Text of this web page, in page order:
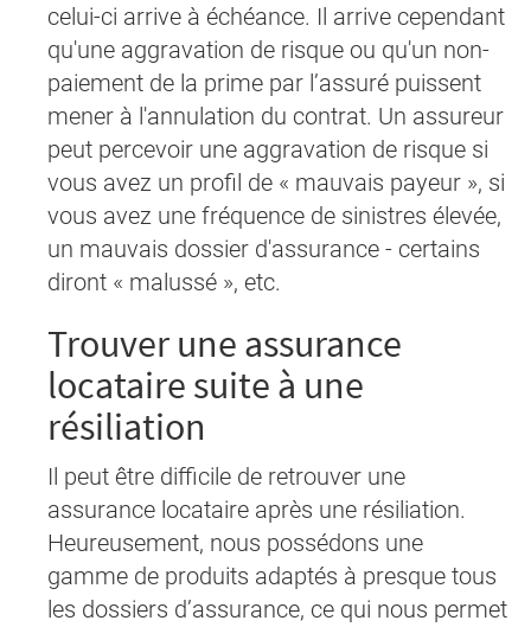
celui-ci arrive à échéance. Il arrive cependant
qu'une aggravation de risque ou qu'un non-
paiement de la prime par l’assuré puissent
mener à l'annulation du contrat. Un assureur
peut percevoir une aggravation de risque si
vous avez un profil de « mauvais payeur », si
vous avez une fréquence de sinistres élevée,
un mauvais dossier d'assurance - certains
diront « malussé », etc.
Trouver une assurance
locataire suite à une
résiliation
Il peut être difficile de retrouver une
assurance locataire après une résiliation.
Heureusement, nous possédons une
gamme de produits adaptés à presque tous
les dossiers d’assurance, ce qui nous permet